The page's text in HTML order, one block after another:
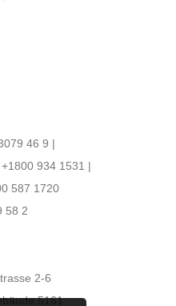
46 9 |
934 1531 |
587 1720
58 2
2-6
5161